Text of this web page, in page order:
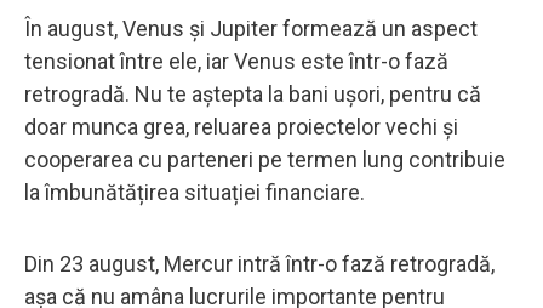
În august, Venus și Jupiter formează un aspect
tensionat între ele, iar Venus este într-o fază
retrogradă. Nu te aștepta la bani ușori, pentru că
doar munca grea, reluarea proiectelor vechi și
cooperarea cu parteneri pe termen lung contribuie
la îmbunătățirea situației financiare.
Din 23 august, Mercur intră într-o fază retrogradă,
așa că nu amâna lucrurile importante pentru